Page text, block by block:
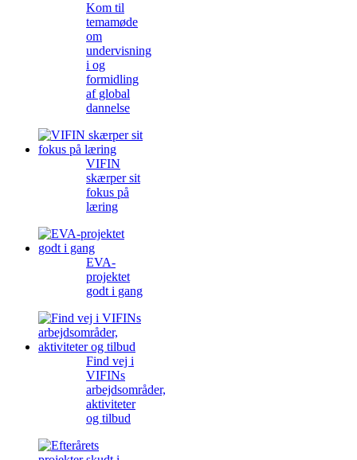
Kom til
temamøde
om
undervisning
i og
formidling
af global
dannelse
VIFIN
skærper sit
fokus på
læring
EVA-
projektet
godt i gang
Find vej i
VIFINs
arbejdsområder,
aktiviteter
og tilbud